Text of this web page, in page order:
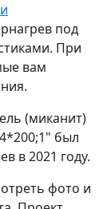
под
При
вам
(миканит)
был
в 2021 году.
фото и